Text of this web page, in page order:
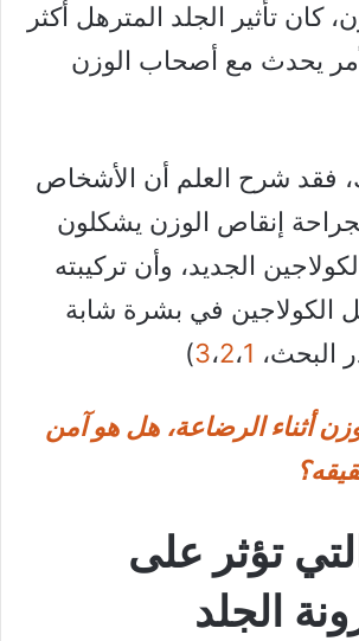
كان تأثير الجلد المترهل أكثر
يحدث مع أصحاب الوزن
فقد شرح العلم أن الأشخاص
إنقاص الوزن يشكلون
الجديد، وأن تركيبته
الكولاجين في بشرة شابة
البحث،
3،2،1
)
أثناء الرضاعة، هل هو آمن
تؤثر على
الجلد